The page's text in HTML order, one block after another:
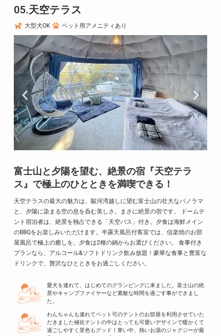
05.天空テラス
大型犬OK ペット用アメニティあり
富士山と夕陽を望む、絶景の宿『天空テラ
ス』で極上のひとときを満喫できる！
天空テラスの最大の魅力は、駿河湾越しに望む富士山の壮大なパノラマ
と、夕陽に染まる空の息を呑む美しさ。まさに絶景の宿です。 ドームテ
ント宿泊者は、絶景を独占できる「天空バス」付き。夕食は海鮮メイン
のBBQをお楽しみいただけます。半露天風呂付客室では、信楽焼のお部
屋風呂で極上の癒しを。夕食は2種の鍋からお選びください。 食事付き
プランなら、アルコール&ソフトドリンク飲み放題！豪華な食事と豊富な
ドリンクで、贅沢なひとときをお過ごしください。
愛犬を連れて、はじめてのグランピングに来ました。富士山の絶
景やキャンプファイヤーなど素敵な時間を過ごす事ができまし
た。
わんちゃんも連れてペット可のテントのお部屋を利用させていた
だきました補佐テントの中はとっても可愛いデザインで暖かくて
過ごしやすく景色もグッド！寒い中、熱いお湯のジャグジーが最